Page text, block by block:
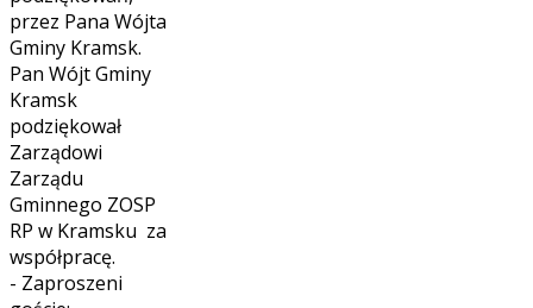
przez Pana Wójta
Gminy Kramsk.
Pan Wójt Gminy
Kramsk
podziękował
Zarządowi
Zarządu
Gminnego ZOSP
RP w Kramsku za
współpracę.
- Zaproszeni